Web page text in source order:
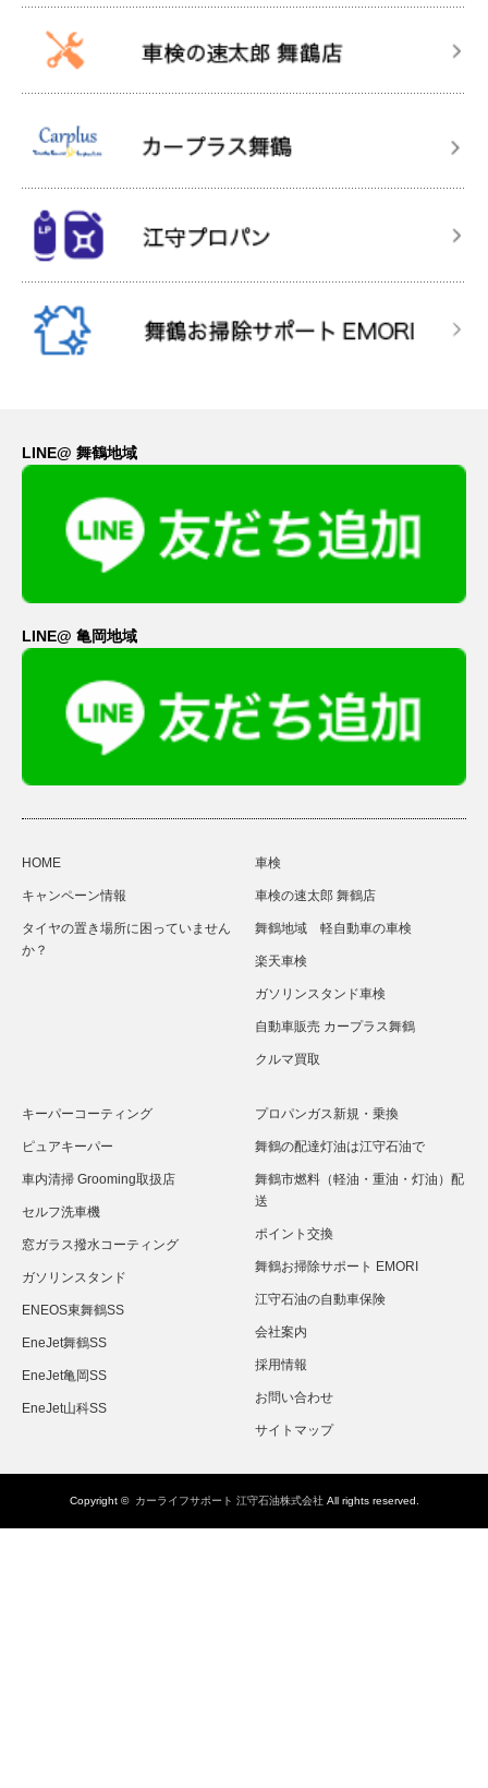
LINE@ 舞鶴地域
LINE@ 亀岡地域
HOME
キャンペーン情報
タイヤの置き場所に困っていません
か？
車検
車検の速太郎 舞鶴店
舞鶴地域 軽自動車の車検
楽天車検
ガソリンスタンド車検
自動車販売 カープラス舞鶴
クルマ買取
キーパーコーティング
ピュアキーパー
車内清掃 Grooming取扱店
セルフ洗車機
窓ガラス撥水コーティング
ガソリンスタンド
ENEOS東舞鶴SS
EneJet舞鶴SS
EneJet亀岡SS
EneJet山科SS
プロパンガス新規・乗換
舞鶴の配達灯油は江守石油で
舞鶴市燃料（軽油・重油・灯油）配
送
ポイント交換
舞鶴お掃除サポート EMORI
江守石油の自動車保険
会社案内
採用情報
お問い合わせ
サイトマップ
Copyright © カーライフサポート 江守石油株式会社All rights reserved.